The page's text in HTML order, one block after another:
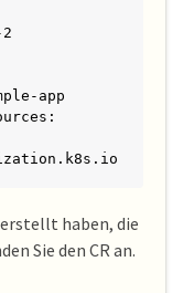
app
erstellt haben, die
Sie den CR an.